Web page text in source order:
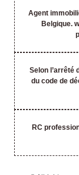
Agent
Belgique.
Selon l’arrêté
du code de
RC